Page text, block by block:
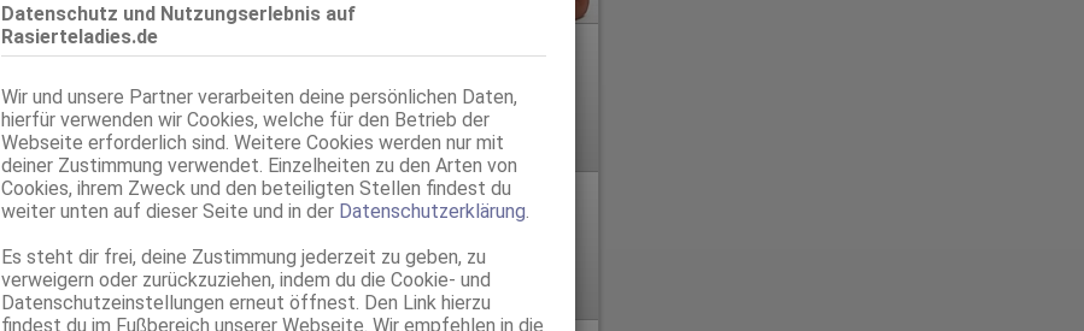
Datenschutz und Nutzungserlebnis auf
Rasierteladies.de
Wir und unsere Partner verarbeiten deine persönlichen Daten,
hierfür verwenden wir Cookies, welche für den Betrieb der
Webseite erforderlich sind. Weitere Cookies werden nur mit
deiner Zustimmung verwendet. Einzelheiten zu den Arten von
Cookies, ihrem Zweck und den beteiligten Stellen findest du
weiter unten auf dieser Seite und in der Datenschutzerklärung
Es steht dir frei, deine Zustimmung jederzeit zu geben, zu
verweigern oder zurückzuziehen, indem du die Cookie- und
Datenschutzeinstellungen erneut öffnest. Den Link hierzu
findest du im Fußbereich unserer Webseite. Wir empfehlen in die
Löhne
2.9km, Vogteistr. 1
Jada
26 Jahre, 75C, KF 36, 1.58m, 49 kg, total rasiert, asiatisch
69, Franz b. Ihr, Körperküs., DSa, DSp, KBp, Mast.
Löhne
2.9km, Vogteistr. 1
45 Jahre, 85E(DD), KF 40, 1.70m, total rasiert, osteuropäisch
ZK, 69, Franz b. Ihr, Schmu., Kuscheln, Körperküs., AV b. Ihm, EL